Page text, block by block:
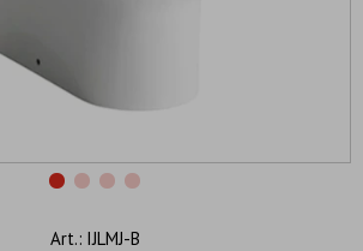
IJLMJ-B